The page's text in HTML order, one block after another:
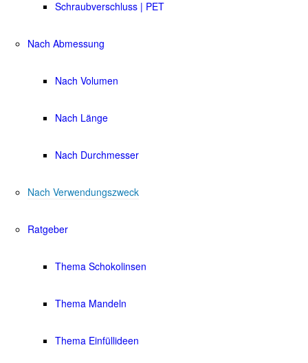
Schraubverschluss | PET
Nach Abmessung
Nach Volumen
Nach Länge
Nach Durchmesser
Nach Verwendungszweck
Ratgeber
Thema Schokolinsen
Thema Mandeln
Thema Einfüllideen